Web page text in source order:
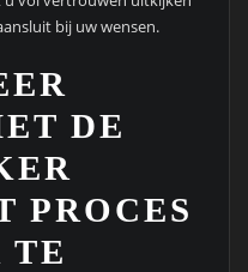
bij uw wensen.
DE
PROCES
TE